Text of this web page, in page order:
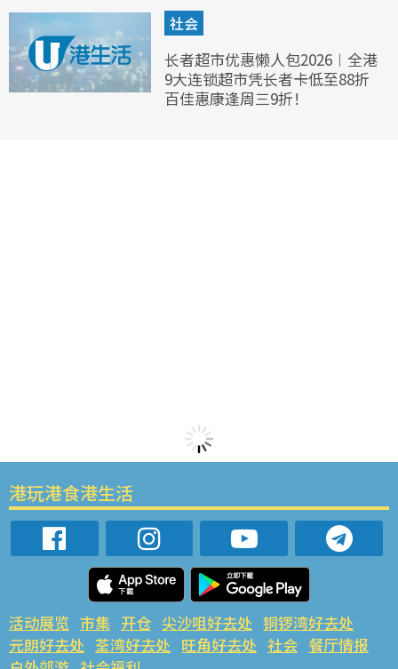
社会
长者超市优惠懒人包2026︱全港
9大连锁超市凭长者卡低至88折
百佳惠康逢周三9折！
港玩港食港生活
活动展览 市集 开仓 尖沙咀好去处 铜锣湾好去处
元朗好去处 荃湾好去处 旺角好去处 社会 餐厅情报